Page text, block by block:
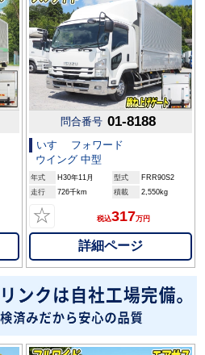
問合番号 01-8188
いすゞ フォワード
ウイング 中型
年式 H30年11月 型式
FRR90S2
走行
726千km 積載 2,550kg
☆ 税込317万円
詳細ページ